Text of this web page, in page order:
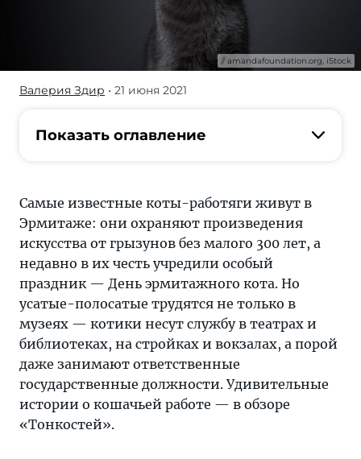
amandafoundation.org, iStock
Котики
службу
на
стройках
вокзалах,
а
порой
занимают
ответственные
государственные
Валерия Здир • 21 июня 2021
Показать оглавление
Самые известные коты-работяги живут в
Эрмитаже: они охраняют произведения
искусства от грызунов без малого 300 лет, а
недавно в их честь учредили особый
праздник — День эрмитажного кота. Но
усатые-полосатые трудятся не только в
музеях — котики несут службу в театрах и
библиотеках, на стройках и вокзалах, а порой
даже занимают ответственные
государственные должности. Удивительные
истории о кошачьей работе — в обзоре
«Тонкостей».